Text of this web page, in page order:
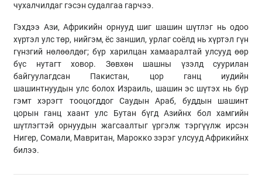
чухалчилдаг гэсэн судалгаа гарчээ.
Гэхдээ Ази, Африкийн орнууд шиг шашин шүтлэг нь одоо
хүртэл улс төр, нийгэм, ёс заншил, урлаг соёлд нь хүртэл гүн
гүнзгий нөлөөлдөг; бүр харилцан хамааралтай улсууд өөр
бүс нутагт ховор. Зөвхөн шашны үзэлд суурилан
байгуулагдсан Пакистан, цор ганц иудийн
шашинтнуудын улс болох Израиль, шашин эс шүтэх нь бүр
гэмт хэрэгт тооцогддог Саудын Араб, буддын шашинт
цорын ганц хаант улс Бутан бүгд Азийнх бол хамгийн
шүтлэгтэй орнуудын жагсаалтыг үргэлж тэргүүлж ирсэн
Нигер, Сомали, Мавритан, Марокко зэрэг улсууд Африкийнх
билээ.